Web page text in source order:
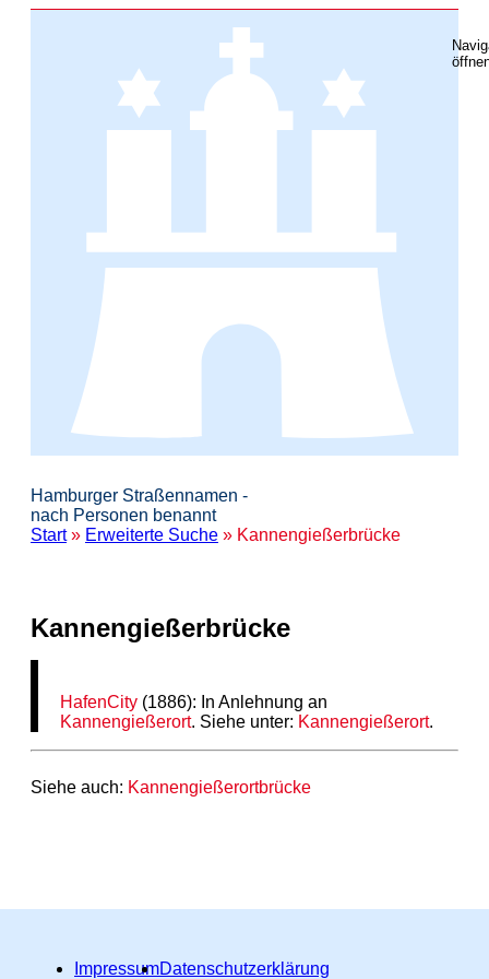
Hamburger Straßennamen -
nach Personen benannt
Start» Erweiterte Suche » Kannengießerbrücke
Kannengießerbrücke
HafenCity (1886): In Anlehnung an
Kannengießerort. Siehe unter: Kannengießerort.
Siehe auch: Kannengießerortbrücke
ImpressumDatenschutzerklärung